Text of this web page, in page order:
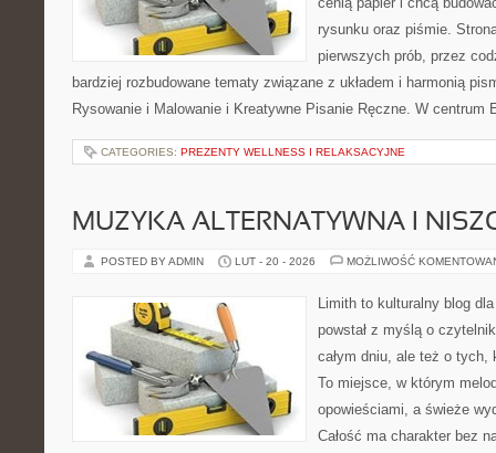
rysunku oraz piśmie.
pierwszych prób, przez
bardziej rozbudowane tematy związane z układem i harmonią
Rysowanie i Malowanie i Kreatywne Pisanie Ręczne. W
CATEGORIES: PREZENTY WELLNESS I RELAKSACYJNE
MUZYKA ALTERNATYWNA I
POSTED BY ADMIN LUT - 20 - 2026 MOŻLIWOŚĆ
Limith to kulturalny blog
powstał z myślą o
całym dniu, ale też o
To miejsce, w którym
opowieściami, a świeże
Całość ma charakter bez